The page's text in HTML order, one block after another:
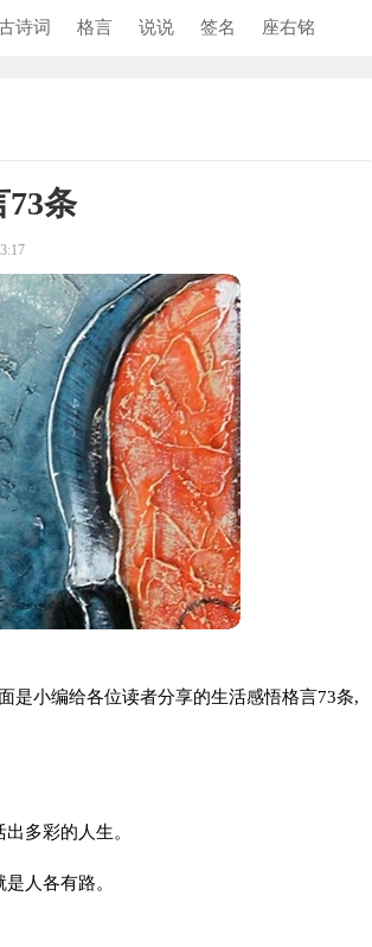
诗词 格言 说说 签名 座右铭
条
小编给各位读者分享的生活感悟格言73条,
多彩的人生。
人各有路。